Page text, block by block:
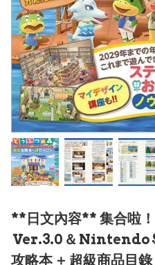
**日文內容** 集合啦
Ver.3.0 ＆ Nintendo
攻略本 ＋ 超級商品目